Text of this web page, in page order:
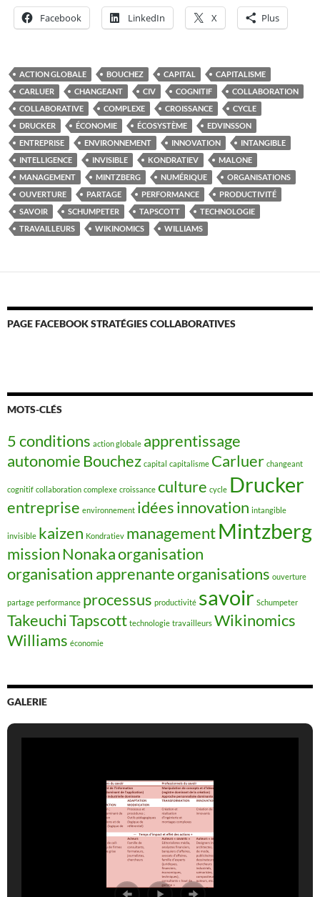
Facebook LinkedIn X Plus
ACTION GLOBALE BOUCHEZ CAPITAL
CAPITALISME
CARLUER
CHANGEANT CIV COGNITIF
COLLABORATION
COLLABORATIVE
COMPLEXE CROISSANCE
CYCLE
DRUCKER
ÉCONOMIE ÉCOSYSTÈME
EDVINSSON
ENTREPRISE
ENVIRONNEMENT INNOVATION
INTANGIBLE
INTELLIGENCE
INVISIBLE KONDRATIEV
MALONE
MANAGEMENT
MINTZBERG NUMÉRIQUE
ORGANISATIONS
OUVERTURE
PARTAGE PERFORMANCE
PRODUCTIVITÉ
SAVOIR
SCHUMPETER TAPSCOTT
TECHNOLOGIE
TRAVAILLEURS
WIKINOMICS WILLIAMS
PAGE FACEBOOK STRATÉGIES COLLABORATIVES
MOTS-CLÉS
5 conditions action globale apprentissage
autonomie Bouchez capital capitalisme Carluer changeant
cognitif collaboration complexe croissance culture cycle Drucker
entreprise environnement idéesinnovation intangible
invisible kaizen Kondratiev managementMintzberg
mission Nonakaorganisation
organisation apprenanteorganisations ouverture
partage performance processus productivité savoir Schumpeter
TakeuchiTapscott technologie travailleurs Wikinomics
Williams économie
GALERIE